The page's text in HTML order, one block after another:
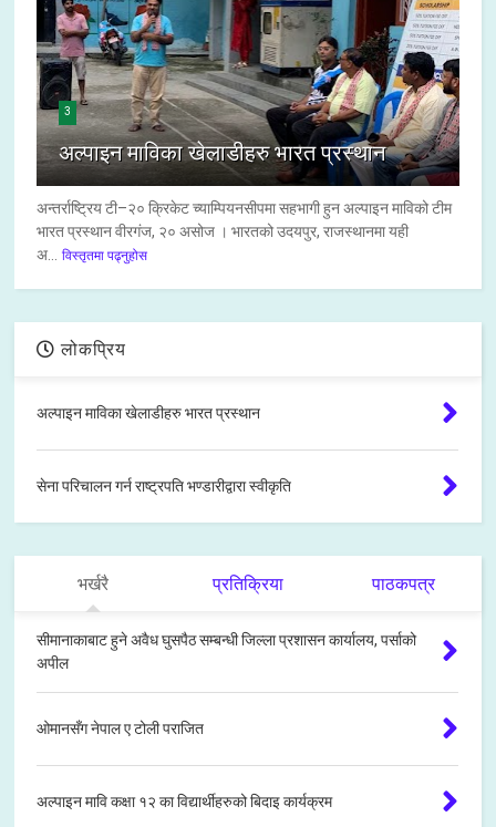
3
अल्पाइन माविका खेलाडीहरु भारत प्रस्थान
अन्तर्राष्ट्रिय टी–२० क्रिकेट च्याम्पियनसीपमा सहभागी हुन अल्पाइन माविको टीम
भारत प्रस्थान वीरगंज, २० असोज । भारतको उदयपुर, राजस्थानमा यही
अ...
विस्तृतमा पढ्नुहोस
लोकप्रिय
अल्पाइन माविका खेलाडीहरु भारत प्रस्थान
सेना परिचालन गर्न राष्ट्रपति भण्डारीद्वारा स्वीकृति
भर्खरै प्रतिक्रिया पाठकपत्र
सीमानाकाबाट हुने अवैध घुसपैठ सम्बन्धी जिल्ला प्रशासन कार्यालय, पर्साको
अपील
ओमानसँग नेपाल ए टोली पराजित
अल्पाइन मावि कक्षा १२ का विद्यार्थीहरुको बिदाइ कार्यक्रम